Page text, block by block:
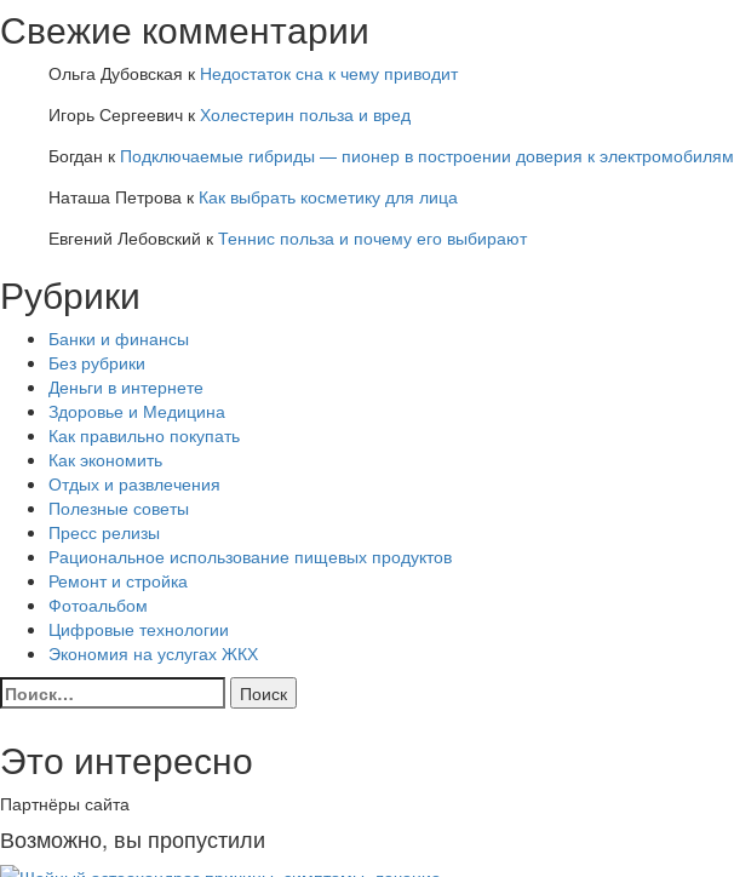
Свежие комментарии
Ольга Дубовская к Недостаток сна к чему приводит
Игорь Сергеевич к Холестерин польза и вред
Богдан к Подключаемые гибриды — пионер в построении доверия к электромобилям
Наташа Петрова к Как выбрать косметику для лица
Евгений Лебовский к Теннис польза и почему его выбирают
Рубрики
Банки и финансы
Без рубрики
Деньги в интернете
Здоровье и Медицина
Как правильно покупать
Как экономить
Отдых и развлечения
Полезные советы
Пресс релизы
Рациональное использование пищевых продуктов
Ремонт и стройка
Фотоальбом
Цифровые технологии
Экономия на услугах ЖКХ
Найти:
Это интересно
Партнёры сайта
Возможно, вы пропустили